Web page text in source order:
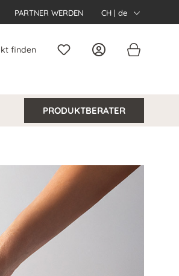
PARTNER WERDEN CH | de
PRODUKTBERATER